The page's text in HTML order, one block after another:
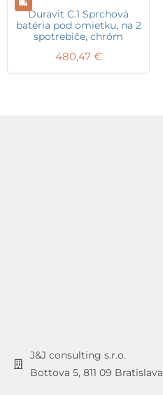
Duravit C.1 Sprchová
batéria pod omietku, na 2
spotrebiče, chróm
480,47 €
J&J consulting s.r.o.
Bottova 5, 811 09 Bratislava